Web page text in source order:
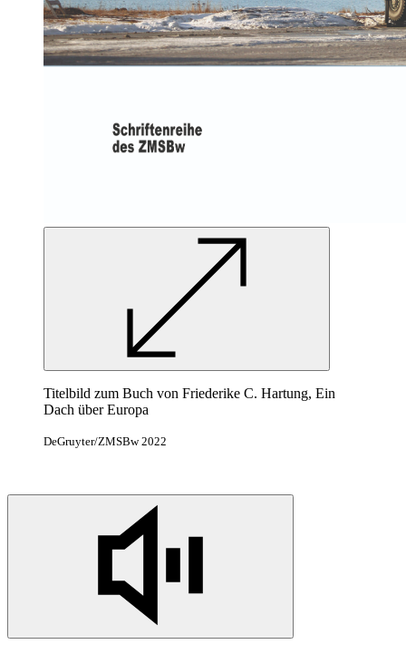
Titelbild zum Buch von Friederike C. Hartung, Ein
Dach über Europa
DeGruyter/ZMSBw 2022